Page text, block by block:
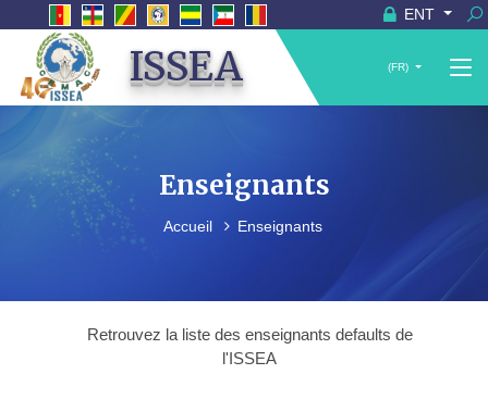
ENT
ISSEA (FR)
Enseignants
Accueil Enseignants
Retrouvez la liste des enseignants defaults de
l'ISSEA